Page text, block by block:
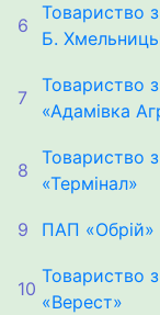
6
Товариство
Б.
7
Товариство
«Адамівка
8
Товариство
«Термінал»
9 ПАП «Обрій»
10
Товариство
«Верест»